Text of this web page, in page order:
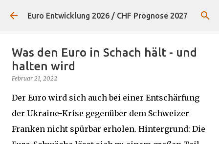
Direkt zum Hauptbereich
Euro Entwicklung 2026 / CHF Prognose 2027
Was den Euro in Schach hält - und
halten wird
Februar 21, 2022
Der Euro wird sich auch bei einer Entschärfung
der Ukraine-Krise gegenüber dem Schweizer
Franken nicht spürbar erholen. Hintergrund: Die